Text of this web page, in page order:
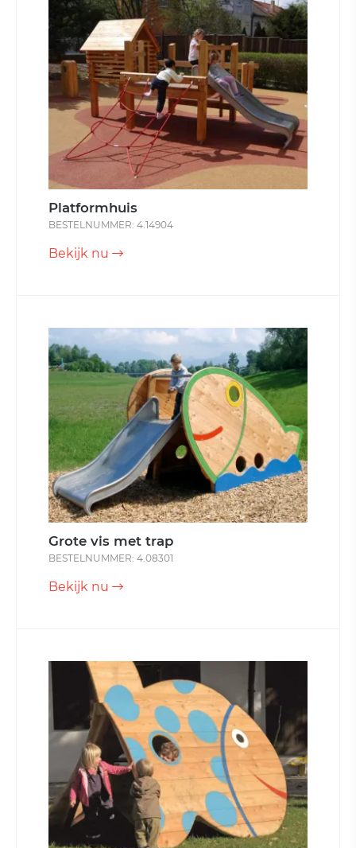
Platformhuis
BESTELNUMMER: 4.14904
Bekijk nu
Grote vis met trap
BESTELNUMMER: 4.08301
Bekijk nu